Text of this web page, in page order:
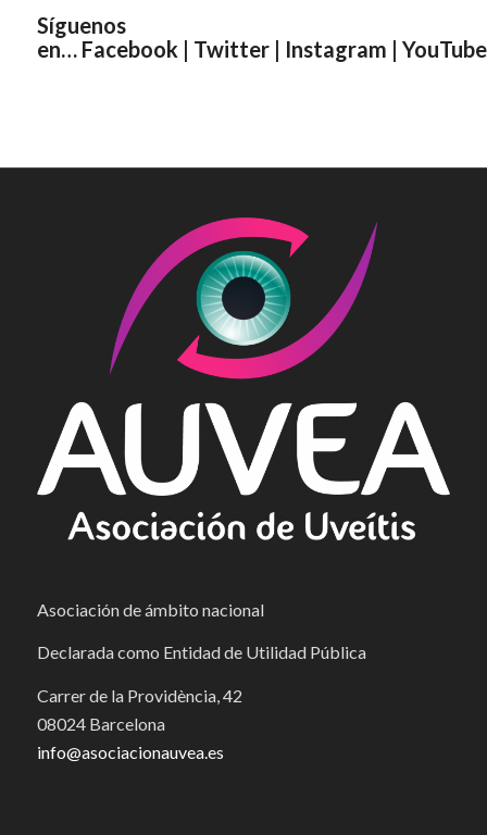
Síguenos
en… Facebook | Twitter| Instagram | YouTube
Asociación de ámbito nacional
Declarada como Entidad de Utilidad Pública
Carrer de la Providència, 42
08024 Barcelona
info@asociacionauvea.es